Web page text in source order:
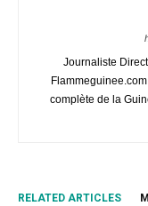
Journaliste
complète de la
RELATED ARTICLES